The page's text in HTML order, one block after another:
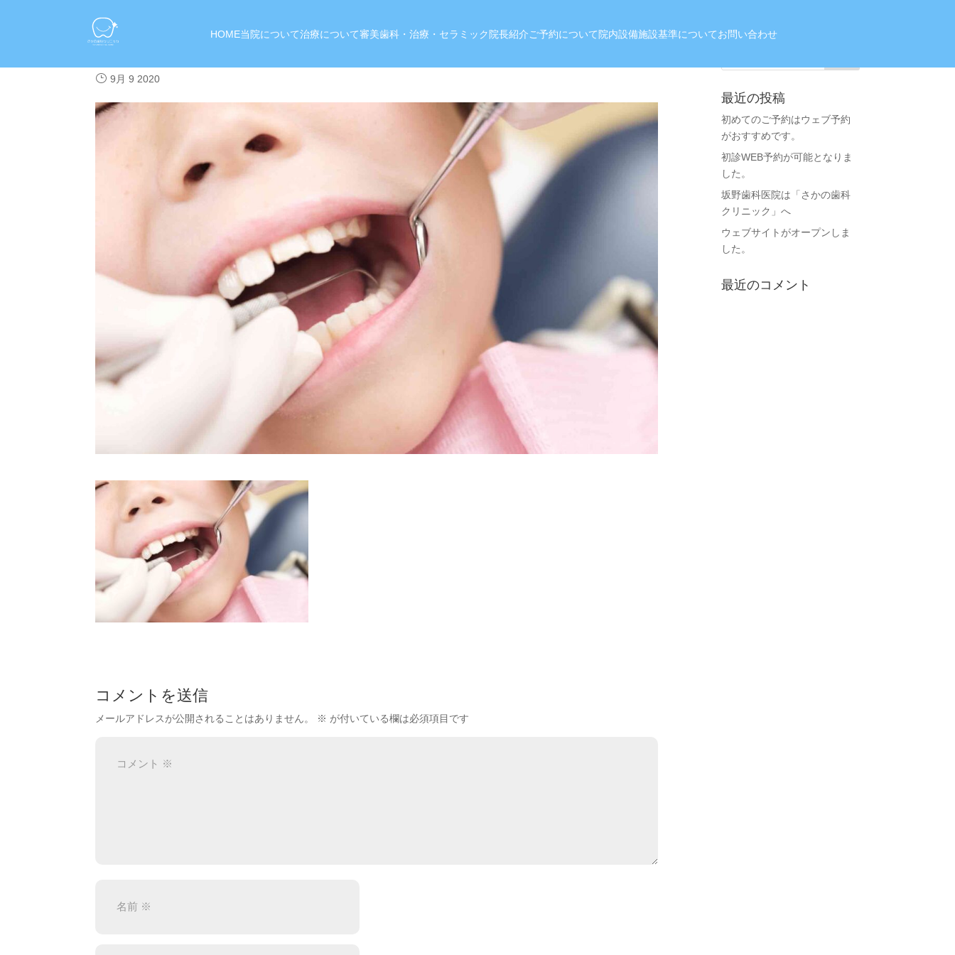
HOME当院について治療について審美歯科・治療・セラミック院長紹介ご予約について院内設備施設基準についてお問い合わせ
1425544_m
9月 9 2020
コメントを送信
メールアドレスが公開されることはありません。 ※ が付いている欄は必須項目です
最近の投稿
初めてのご予約はウェブ予約
がおすすめです。
初診WEB予約が可能となりま
した。
坂野歯科医院は「さかの歯科
クリニック」へ
ウェブサイトがオープンしま
した。
最近のコメント